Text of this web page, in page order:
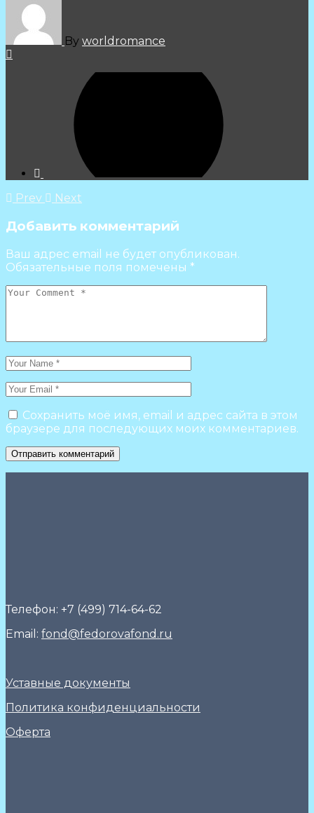
By worldromance
Prev Next
Добавить комментарий
Ваш адрес email не будет опубликован.
Обязательные поля помечены *
Сохранить моё имя, email и адрес сайта в этом
браузере для последующих моих комментариев.
Отправить комментарий
Телефон: +7 (499) 714-64-62
Email: fond@fedorovafond.ru
Уставные документы
Политика конфиденциальности
Оферта